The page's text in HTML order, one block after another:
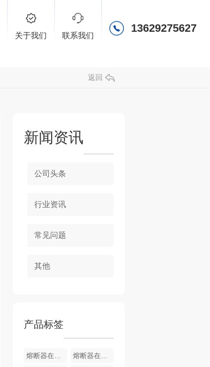
关于我们 联系我们
13629275627
返回
新闻资讯
公司头条
行业资讯
常见问题
其他
产品标签
熔断器在BESS的应用 熔断器在PCS的应用